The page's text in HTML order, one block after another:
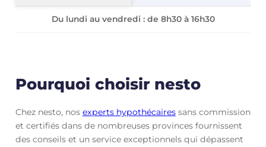
Du lundi au vendredi : de 8h30 à 16h30
Pourquoi choisir nesto
Chez nesto, nos experts hypothécairessans commission
et certifiés dans de nombreuses provinces fournissent
des conseils et un service exceptionnels qui dépassent